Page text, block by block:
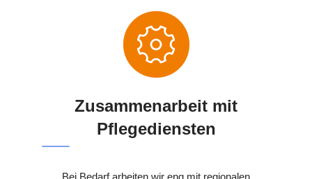
Zusammenarbeit mit
Pflegediensten
Bei Bedarf arbeiten wir eng mit regionalen